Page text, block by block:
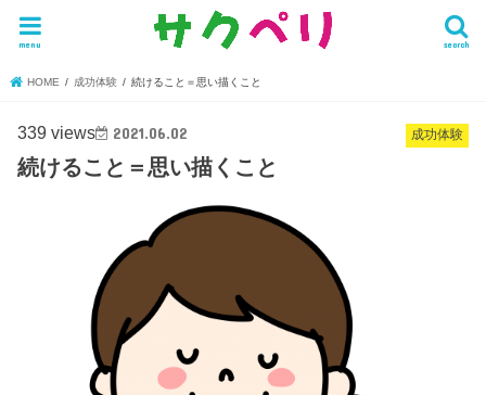
search
menu
HOME 成功体験 続けること＝思い描くこと
成功体験
339 views 2021.06.02
続けること＝思い描くこと